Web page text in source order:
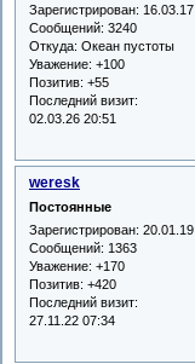
Зарегистрирован: 16.03.17
Сообщений: 3240
Откуда: Океан пустоты
Уважение: +100
Позитив: +55
Последний визит:
02.03.26 20:51
weresk
Постоянные
Зарегистрирован: 20.01.19
Сообщений: 1363
Уважение: +170
Позитив: +420
Последний визит:
27.11.22 07:34